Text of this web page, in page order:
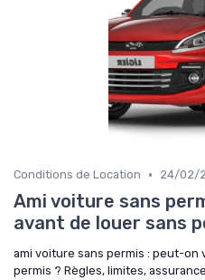
Conditions de Location • 24/02/
Ami voiture sans
avant de louer sans
ami voiture sans permis : peut-on
permis ? Règles, limites,